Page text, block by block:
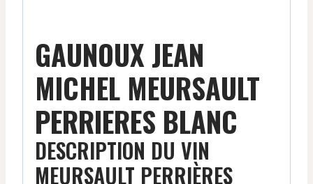
GAUNOUX JEAN
MICHEL MEURSAULT
PERRIERES BLANC
DESCRIPTION DU VIN
MEURSAULT PERRIÈRES